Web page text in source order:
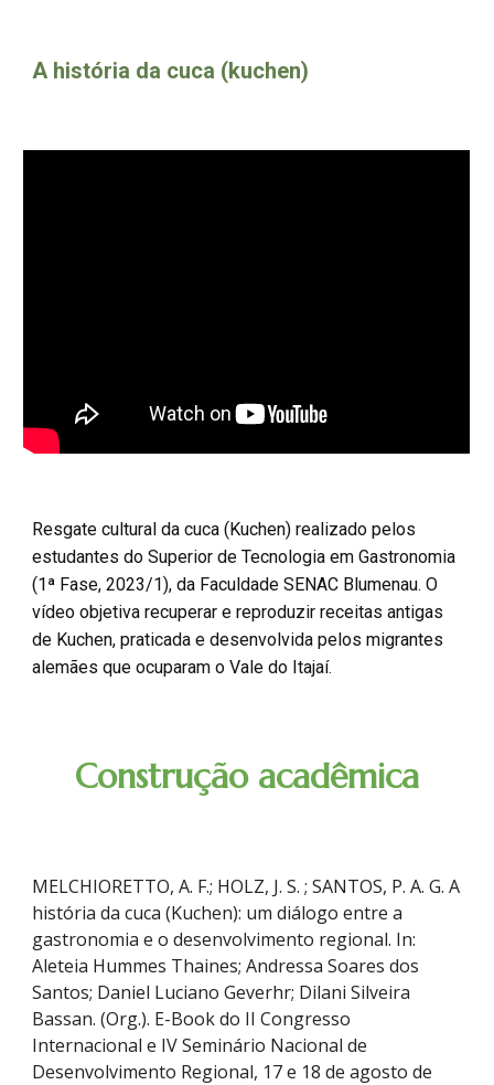
A história da cuca (kuchen)
Resgate cultural da cuca (Kuchen) realizado pelos
estudantes do Superior de Tecnologia em Gastronomia
(1ª Fase, 2023/1), da Faculdade SENAC Blumenau. O
vídeo objetiva recuperar e reproduzir receitas antigas
de Kuchen, praticada e desenvolvida pelos migrantes
alemães que ocuparam o Vale do Itajaí.
Construção acadêmica
MELCHIORETTO, A. F.; HOLZ, J. S. ; SANTOS, P. A. G. A
história da cuca (Kuchen): um diálogo entre a
gastronomia e o desenvolvimento regional. In:
Aleteia Hummes Thaines; Andressa Soares dos
Santos; Daniel Luciano Geverhr; Dilani Silveira
Bassan. (Org.). E-Book do II Congresso
Internacional e IV Seminário Nacional de
Desenvolvimento Regional, 17 e 18 de agosto de